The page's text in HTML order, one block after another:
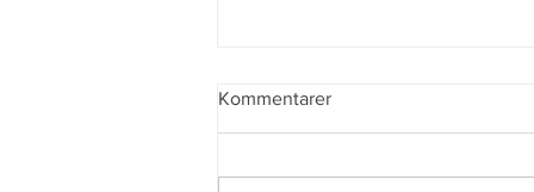
Kommentarer